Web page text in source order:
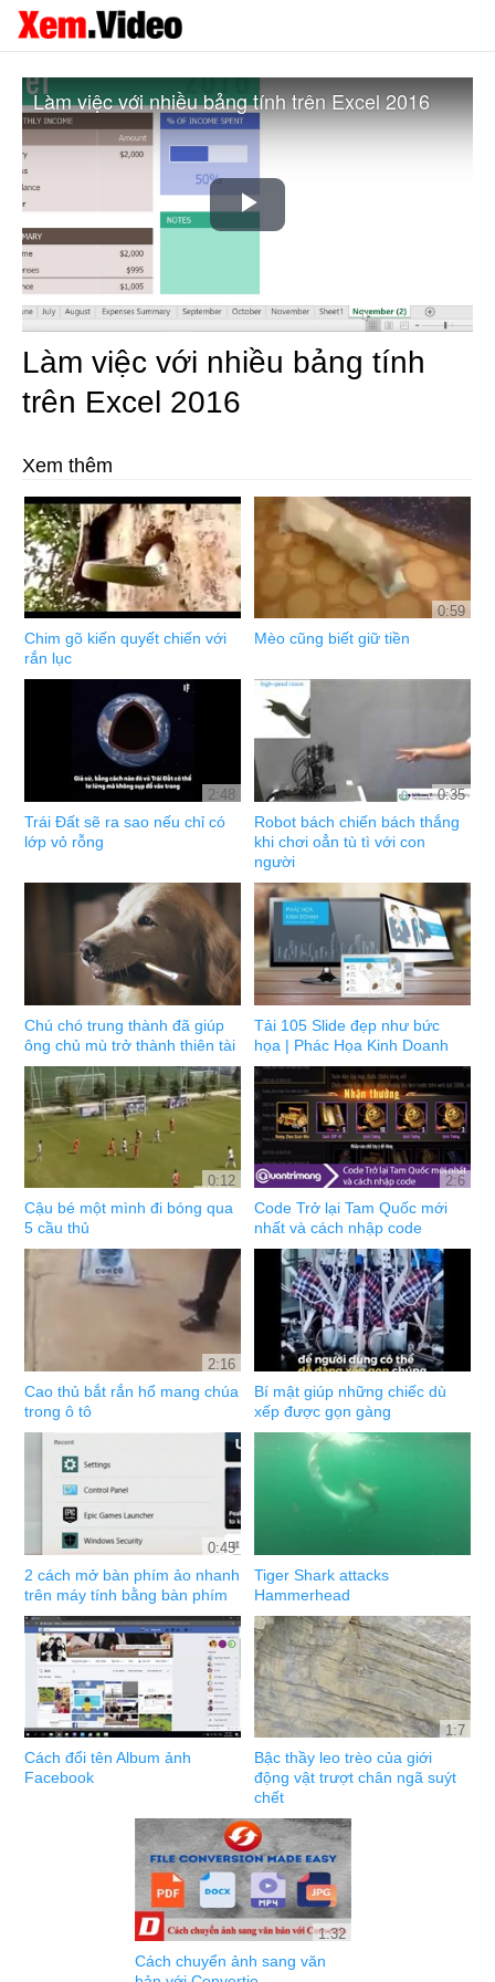
Play
Làm việc với nhiều bảng tính trên Excel 2016
Làm việc với nhiều bảng tính
trên Excel 2016
Xem thêm
Chim gõ kiến quyết chiến với
rắn lục
0:59
Mèo cũng biết giữ tiền
2:48
Trái Đất sẽ ra sao nếu chỉ có
lớp vỏ rỗng
0:35
Robot bách chiến bách thắng
khi chơi oẳn tù tì với con
người
Chú chó trung thành đã giúp
ông chủ mù trở thành thiên tài
Tải 105 Slide đẹp như bức
họa | Phác Họa Kinh Doanh
0:12
Cậu bé một mình đi bóng qua
5 cầu thủ
2:6
Code Trở lại Tam Quốc mới
nhất và cách nhập code
2:16
Cao thủ bắt rắn hổ mang chúa
trong ô tô
Bí mật giúp những chiếc dù
xếp được gọn gàng
0:45
2 cách mở bàn phím ảo nhanh
trên máy tính bằng bàn phím
Tiger Shark attacks
Hammerhead
Cách đổi tên Album ảnh
Facebook
1:7
Bậc thầy leo trèo của giới
động vật trượt chân ngã suýt
chết
1:32
Cách chuyển ảnh sang văn